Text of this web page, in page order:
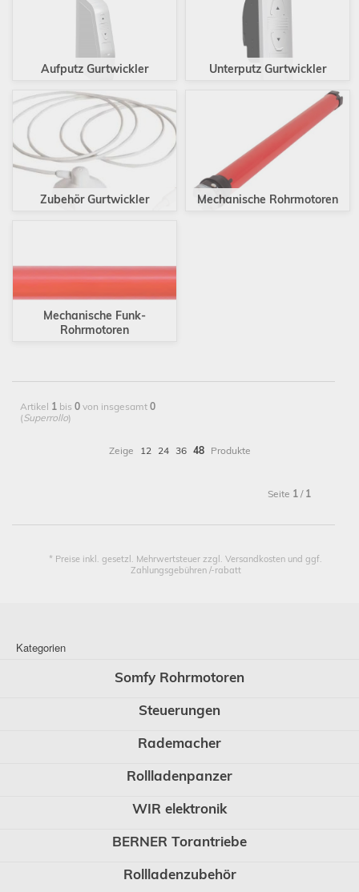
Aufputz Gurtwickler Unterputz Gurtwickler
Zubehör Gurtwickler Mechanische Rohrmotoren
Mechanische Funk-
Rohrmotoren
Artikel 1 bis 0 von insgesamt 0
(Superrollo)
Zeige 12 24 36 48 Produkte
Seite 1 / 1
* Preise inkl. gesetzl. Mehrwertsteuer zzgl. Versandkosten und ggf.
Zahlungsgebühren /-rabatt
Kategorien
Somfy Rohrmotoren
Steuerungen
Rademacher
Rollladenpanzer
WIR elektronik
BERNER Torantriebe
Rollladenzubehör